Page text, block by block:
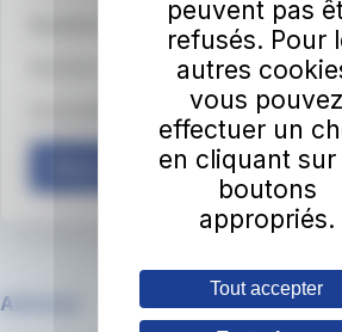
Sourds et malentendants - Accédez
Médiateur du groupe RATP
Accessibilité du site : partiellement
Nous contacter
Adresse
peuvent pas
refusés. Pour
autres
vous pouvez
effectuer un
en cliquant sur
boutons
appropriés.
Tout accepter